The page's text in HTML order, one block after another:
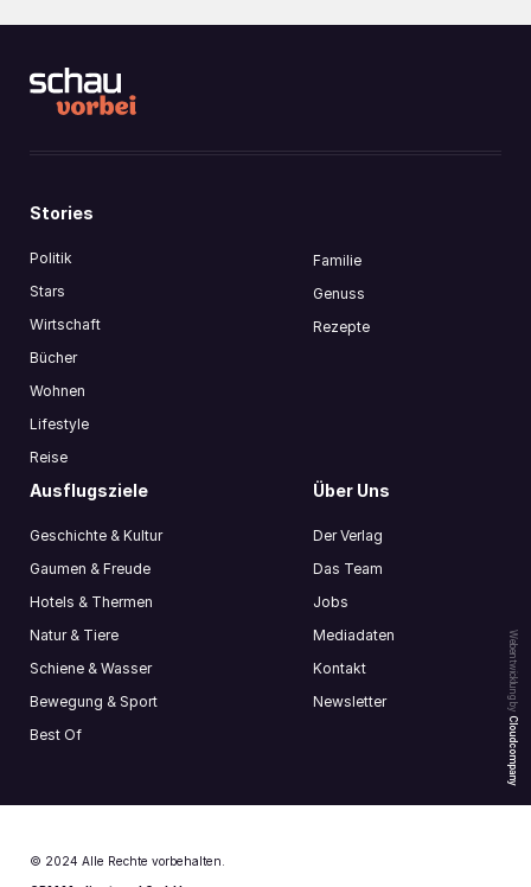
Webentwicklung by
Cloudcompany
Stories
Politik
Stars
Wirtschaft
Bücher
Wohnen
Lifestyle
Reise
Familie
Genuss
Rezepte
Ausflugsziele
Geschichte & Kultur
Gaumen & Freude
Hotels & Thermen
Natur & Tiere
Schiene & Wasser
Bewegung & Sport
Best Of
Über Uns
Der Verlag
Das Team
Jobs
Mediadaten
Kontakt
Newsletter
© 2024 Alle Rechte vorbehalten.